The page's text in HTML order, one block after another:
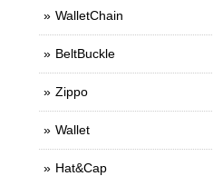
WalletChain
BeltBuckle
Zippo
Wallet
Hat&Cap